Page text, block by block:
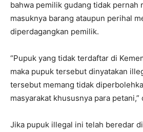
bahwa pemilik gudang tidak pernah
masuknya barang ataupun perihal
diperdagangkan pemilik.
“Pupuk yang tidak terdaftar di
maka pupuk tersebut dinyatakan
tersebut memang tidak
masyarakat khususnya para petani,”
Jika pupuk illegal ini telah beredar